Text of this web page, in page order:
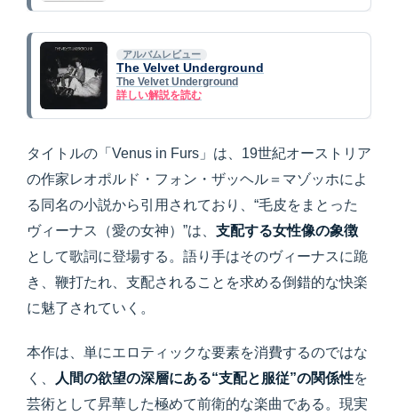
アルバムレビュー
The Velvet Underground
The Velvet Underground
詳しい解説を読む
タイトルの「Venus in Furs」は、19世紀オーストリア
の作家レオポルド・フォン・ザッヘル＝マゾッホによ
る同名の小説から引用されており、“毛皮をまとった
ヴィーナス（愛の女神）”は、 支配する女性像の象徴
として歌詞に登場する。語り手はそのヴィーナスに跪
き、鞭打たれ、支配されることを求める倒錯的な快楽
に魅了されていく。
本作は、単にエロティックな要素を消費するのではな
く、
人間の欲望の深層にある“支配と服従”の関係性を
芸術として昇華した極めて前衛的な楽曲である。現実